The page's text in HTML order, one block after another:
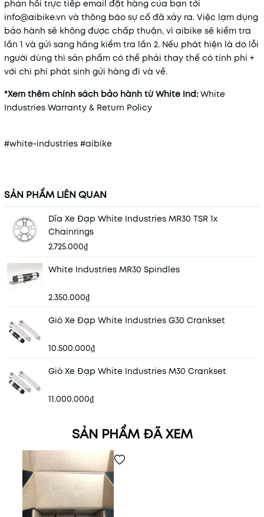
phản hồi trực tiếp email đặt hàng của bạn tới
info@aibike.vn và thông báo sự cố đã xảy ra. Việc lạm dụng
bảo hành sẽ không được chấp thuận, vì aibike sẽ kiểm tra
lần 1 và gửi sang hãng kiểm tra lần 2. Nếu phát hiện là do lỗi
người dùng thì sản phẩm có thể phải thay thế có tính phí +
với chi phí phát sinh gửi hàng đi và về.
*Xem thêm chính sách bảo hành từ White Ind: White
Industries Warranty & Return Policy
#white-industries #aibike
SẢN PHẨM LIÊN QUAN
Dĩa Xe Đạp White Industries MR30 TSR 1x
Chainrings
2.725.000₫
White Industries MR30 Spindles
2.350.000₫
Giò Xe Đạp White Industries G30 Crankset
10.500.000₫
Giò Xe Đạp White Industries M30 Crankset
11.000.000₫
SẢN PHẨM ĐÃ XEM